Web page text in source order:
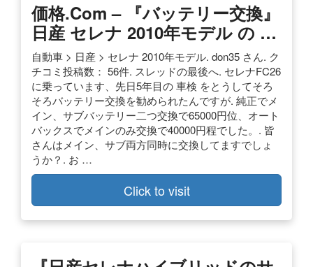
価格.com – 『バッテリー交換』
日産 セレナ 2010年モデル の …
自動車 > 日産 > セレナ 2010年モデル. don35 さん. ク
チコミ投稿数： 56件. スレッドの最後へ. セレナFC26
に乗っています、先日5年目の 車検 をとうしてそろ
そろバッテリー交換を勧められたんですが. 純正でメ
イン、サブバッテリー二つ交換で65000円位、オート
バックスでメインのみ交換で40000円程でした。. 皆
さんはメイン、サブ両方同時に交換してますでしょ
うか？. お …
Click to visit